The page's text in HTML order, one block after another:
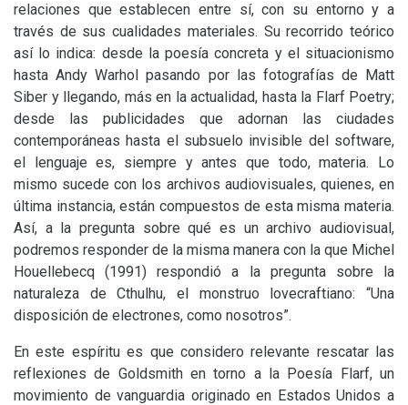
relaciones que establecen entre sí, con su entorno y a
través de sus cualidades materiales. Su recorrido teórico
así lo indica: desde la poesía concreta y el situacionismo
hasta Andy Warhol pasando por las fotografías de Matt
Siber y llegando, más en la actualidad, hasta la Flarf Poetry;
desde las publicidades que adornan las ciudades
contemporáneas hasta el subsuelo invisible del software,
el lenguaje es, siempre y antes que todo, materia. Lo
mismo sucede con los archivos audiovisuales, quienes, en
última instancia, están compuestos de esta misma materia.
Así, a la pregunta sobre qué es un archivo audiovisual,
podremos responder de la misma manera con la que Michel
Houellebecq (1991) respondió a la pregunta sobre la
naturaleza de Cthulhu, el monstruo lovecraftiano: “Una
disposición de electrones, como nosotros”.
En este espíritu es que considero relevante rescatar las
reflexiones de Goldsmith en torno a la Poesía Flarf, un
movimiento de vanguardia originado en Estados Unidos a